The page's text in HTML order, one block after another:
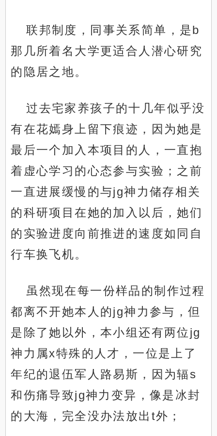
联邦制度，同事关系简单，是b
那几所着名大学更适合人潜心研究
的隐居之地。
过去宅家养孩子的十几年似乎没
有在花嫣身上留下痕迹，因为她是
最后一个加入本项目的人，一直抱
着虚心学习的心态参与实验；之前
一直进展缓慢的与jg神力储存相关
的科研项目在她的加入以后，她们
的实验进度向前推进的速度如同自
行车换飞机。
虽然现在每一份样品的制作过程
都离不开她本人的jg神力参与，但
是除了她以外，本小组还有两位jg
神力属x特殊的人才，一位是上了
年纪的退伍军人路易斯，因为辐s
和伤痛导致jg神力变异，像是冰封
的大海，完全没办法放出t外；